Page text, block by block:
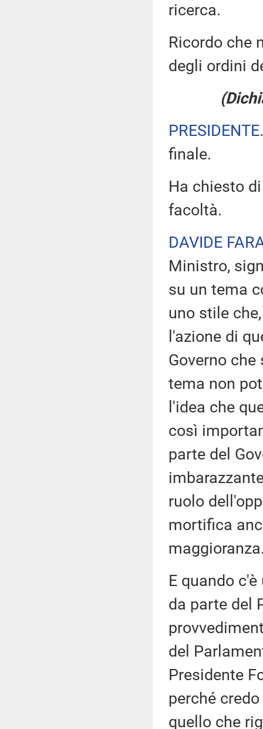
ricerca.
Ricordo che
degli ordini
PRESIDENTE
finale.
Ha chiesto
facoltà.
DAVIDE
Ministro,
su un tema
uno stile
l'azione di
Governo
tema non
l'idea che
così
parte del
ruolo
mortifica
E quando
da parte del
del
Presidente
perché
quello che